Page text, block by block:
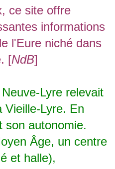
ce site offre
informations
l'Eure niché dans
[NdB]
Lyre relevait
Vieille-Lyre. En
son autonomie.
Âge, un centre
et halle),